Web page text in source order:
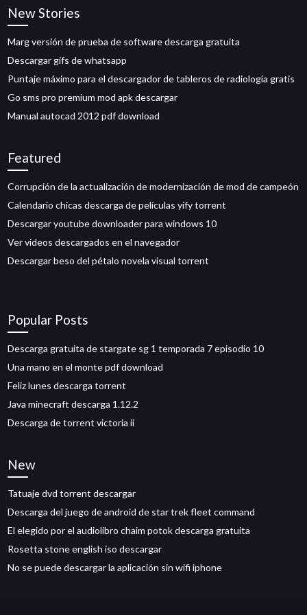
New Stories
Marg versión de prueba de software descarga gratuita
Descargar gifs de whatsapp
Puntaje máximo para el descargador de tableros de radiología gratis
Go sms pro premium mod apk descargar
Manual autocad 2012 pdf download
Featured
Corrupción de la actualización de modernización de mod de campeón
Calendario chicas descarga de películas yify torrent
Descargar youtube downloader para windows 10
Ver videos descargados en el navegador
Descargar beso del pétalo novela visual torrent
Popular Posts
Descarga gratuita de stargate sg 1 temporada 7 episodio 10
Una mano en el monte pdf download
Feliz lunes descarga torrent
Java minecraft descarga 1.12.2
Descarga de torrent victoria ii
New
Tatuaje dvd torrent descargar
Descarga del juego de android de star trek fleet command
El elegido por el audiolibro chaim potok descarga gratuita
Rosetta stone english iso descargar
No se puede descargar la aplicación sin wifi iphone